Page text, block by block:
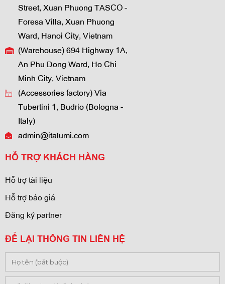
Street, Xuan Phuong TASCO -
Foresa Villa, Xuan Phuong
Ward, Hanoi City, Vietnam
(Warehouse) 694 Highway 1A,
An Phu Dong Ward, Ho Chi
Minh City, Vietnam
(Accessories factory) Via
Tubertini 1, Budrio (Bologna -
Italy)
admin@italumi.com
HỖ TRỢ KHÁCH HÀNG
Hỗ trợ tài liệu
Hỗ trợ báo giá
Đăng ký partner
ĐỂ LẠI THÔNG TIN LIÊN HỆ